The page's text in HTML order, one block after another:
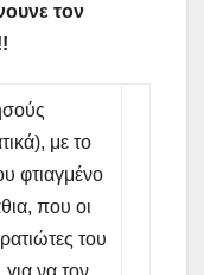
τον
με το
φτιαγμένο
που οι
του